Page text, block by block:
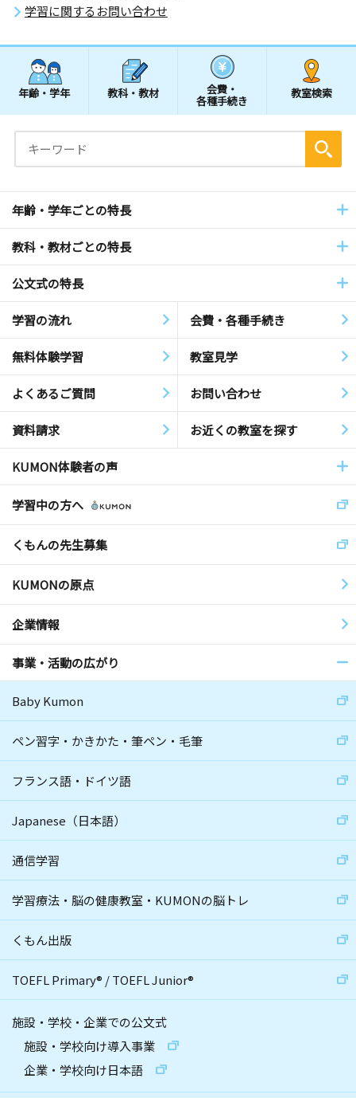
学習に関するお問い合わせ
年齢・学年 教科・教材 会費・
各種手続き
教室検索
年齢・学年ごとの特長
教科・教材ごとの特長
公文式の特長
学習の流れ 会費・各種手続き
無料体験学習 教室見学
よくあるご質問 お問い合わせ
資料請求 お近くの教室を探す
KUMON体験者の声
学習中の方へ
くもんの先生募集
KUMONの原点
企業情報
事業・活動の広がり
Baby Kumon
ペン習字・かきかた・筆ペン・毛筆
フランス語・ドイツ語
Japanese（日本語）
通信学習
学習療法・脳の健康教室・KUMONの脳トレ
くもん出版
TOEFL Primary® /TOEFL Junior®
施設・学校・企業での公文式
施設・学校向け導入事業
企業・学校向け日本語